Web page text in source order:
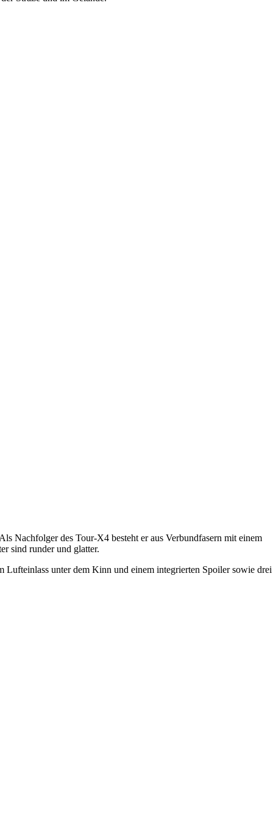
Nachfolger des Tour-X4 besteht er aus Verbundfasern mit einem
sind runder und glatter.
unter dem Kinn und einem integrierten Spoiler sowie drei